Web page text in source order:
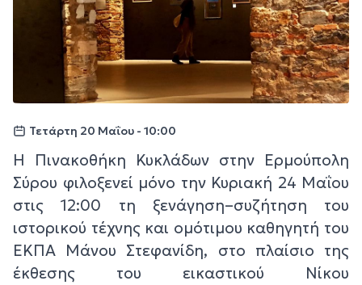
Τετάρτη 20 Μαΐου - 10:00
Η Πινακοθήκη Κυκλάδων στην Ερμούπολη
Σύρου φιλοξενεί μόνο την Κυριακή 24 Μαΐου
στις 12:00 τη ξενάγηση–συζήτηση του
ιστορικού τέχνης και ομότιμου καθηγητή του
ΕΚΠΑ Μάνου Στεφανίδη, στο πλαίσιο της
έκθεσης του εικαστικού Νίκου